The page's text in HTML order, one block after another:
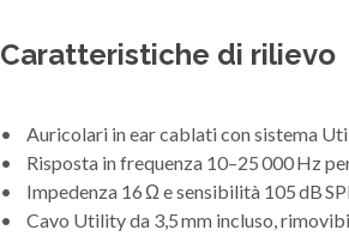
Caratteristiche di rilievo
• Auricolari in ear cablati con sistema
• Risposta in frequenza 10–25 000 Hz
• Impedenza 16 Ω e sensibilità 105 dB
• Cavo Utility da 3,5 mm incluso,